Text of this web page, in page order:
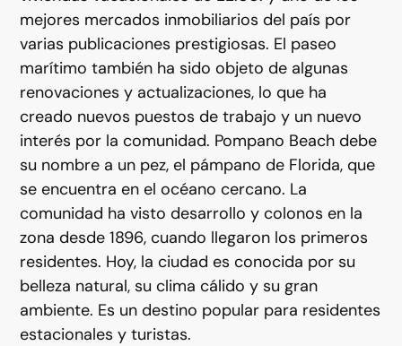
mejores mercados inmobiliarios del país por
varias publicaciones prestigiosas. El paseo
marítimo también ha sido objeto de algunas
renovaciones y actualizaciones, lo que ha
creado nuevos puestos de trabajo y un nuevo
interés por la comunidad. Pompano Beach debe
su nombre a un pez, el pámpano de Florida, que
se encuentra en el océano cercano. La
comunidad ha visto desarrollo y colonos en la
zona desde 1896, cuando llegaron los primeros
residentes. Hoy, la ciudad es conocida por su
belleza natural, su clima cálido y su gran
ambiente. Es un destino popular para residentes
estacionales y turistas.